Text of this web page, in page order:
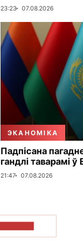
23:23 07.08.2026
ЭКАНОМІКА
Падпісана
гандлі таварамі
21:47 07.08.2026